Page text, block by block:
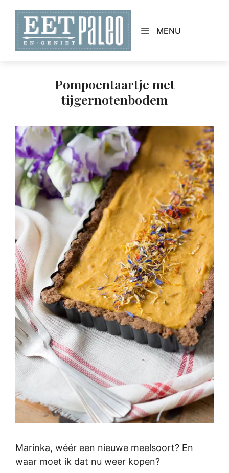
content
MENU
Pompoentaartje met
tijgernotenbodem
Marinka, wéér een nieuwe meelsoort? En
waar moet ik dat nu weer kopen?